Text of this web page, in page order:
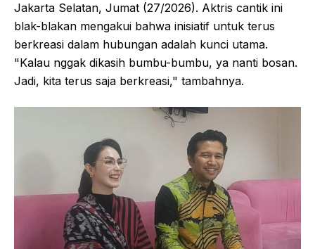
Jakarta Selatan, Jumat (27/2026). Aktris cantik ini
blak-blakan mengakui bahwa inisiatif untuk terus
berkreasi dalam hubungan adalah kunci utama.
"Kalau nggak dikasih bumbu-bumbu, ya nanti bosan.
Jadi, kita terus saja berkreasi," tambahnya.